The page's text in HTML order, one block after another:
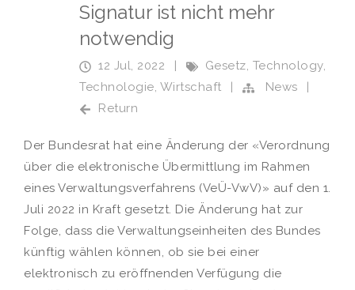
Signatur ist nicht mehr
notwendig
12 Jul, 2022 | Gesetz, Technology,
Technologie, Wirtschaft | News
|
Return
Der Bundesrat hat eine Änderung der «Verordnung
über die elektronische Übermittlung im Rahmen
eines Verwaltungsverfahrens (VeÜ-VwV)» auf den 1.
Juli 2022 in Kraft gesetzt. Die Änderung hat zur
Folge, dass die Verwaltungseinheiten des Bundes
künftig wählen können, ob sie bei einer
elektronisch zu eröffnenden Verfügung die